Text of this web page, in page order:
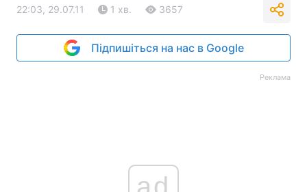
22:03, 29.07.11 1 хв. 3657
Підпишіться на нас в Google
Реклама